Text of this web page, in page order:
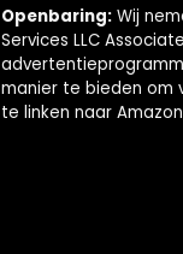
Openbaring: Wij
Services LLC
manier te bieden om
te linken naar